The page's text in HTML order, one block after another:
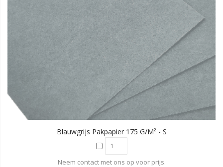
Blauwgrijs Pakpapier 175 G/m² - S
Neem contact met ons op voor prijs.